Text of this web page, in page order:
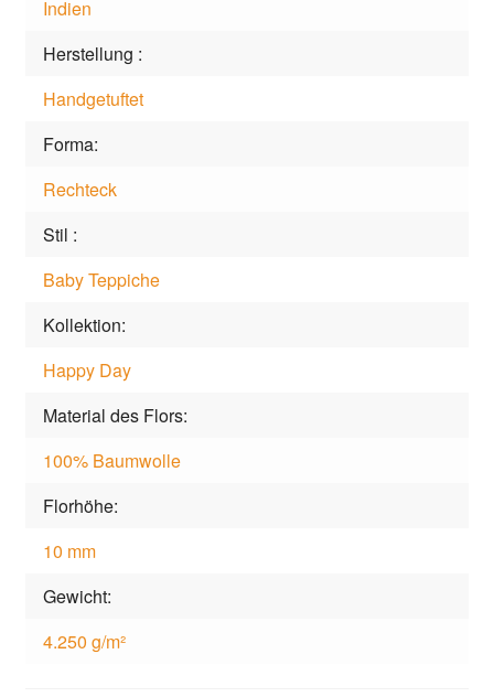
Indien
Herstellung
Handgetuftet
Forma
Rechteck
Stil
Baby Teppiche
Kollektion
Happy Day
Material des Flors
100% Baumwolle
Florhöhe
10 mm
Gewicht
4.250 g/m²